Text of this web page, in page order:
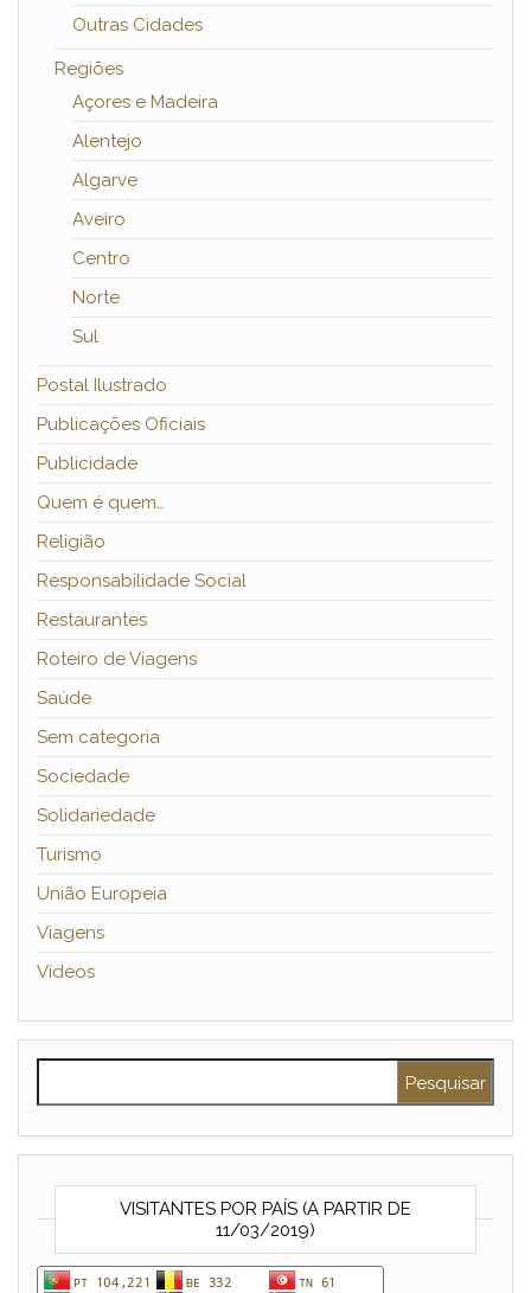
Outras Cidades
Regiões
Açores e Madeira
Alentejo
Algarve
Aveiro
Centro
Norte
Sul
Postal Ilustrado
Publicações Oficiais
Publicidade
Quem é quem…
Religião
Responsabilidade Social
Restaurantes
Roteiro de Viagens
Saúde
Sem categoria
Sociedade
Solidariedade
Turismo
União Europeia
Viagens
Vídeos
VISITANTES POR PAÍS (A PARTIR DE
11/03/2019)